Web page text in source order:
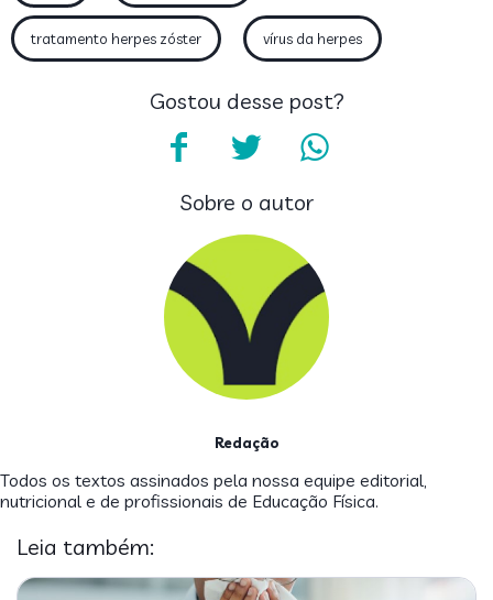
tratamento herpes zóster vírus da herpes
Gostou desse post?
Sobre o autor
Redação
Todos os textos assinados pela nossa equipe editorial,
nutricional e de profissionais de Educação Física.
Leia também: